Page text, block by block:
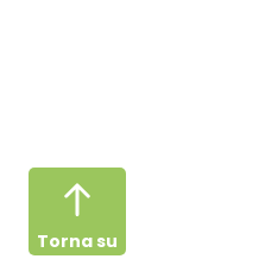
Torna su